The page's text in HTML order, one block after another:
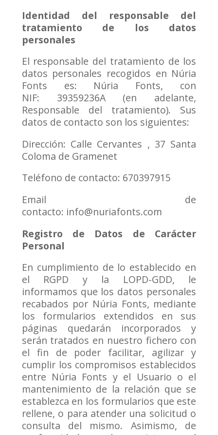
Identidad del responsable del
tratamiento de los datos
personales
El responsable del tratamiento de los
datos personales recogidos en Núria
Fonts es: Núria Fonts, con
NIF: 39359236A (en adelante,
Responsable del tratamiento). Sus
datos de contacto son los siguientes:
Dirección: Calle Cervantes , 37 Santa
Coloma de Gramenet
Teléfono de contacto: 670397915
Email de
contacto: info@nuriafonts.com
Registro de Datos de Carácter
Personal
En cumplimiento de lo establecido en
el RGPD y la LOPD-GDD, le
informamos que los datos personales
recabados por Núria Fonts, mediante
los formularios extendidos en sus
páginas quedarán incorporados y
serán tratados en nuestro fichero con
el fin de poder facilitar, agilizar y
cumplir los compromisos establecidos
entre Núria Fonts y el Usuario o el
mantenimiento de la relación que se
establezca en los formularios que este
rellene, o para atender una solicitud o
consulta del mismo. Asimismo, de